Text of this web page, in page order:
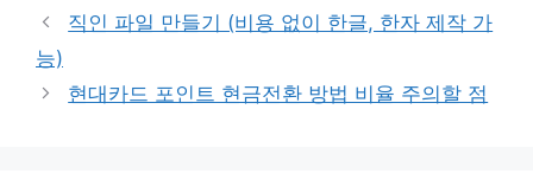
직인 파일 만들기 (비용 없이 한글, 한자 제작 가
능)
현대카드 포인트 현금전환 방법 비율 주의할 점